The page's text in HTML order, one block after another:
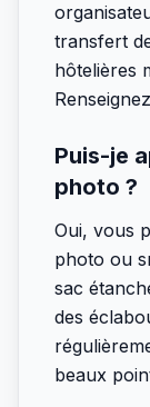
transfert
hôtelières
Puis-je
photo ?
Oui, vous
photo ou
sac
des
beaux